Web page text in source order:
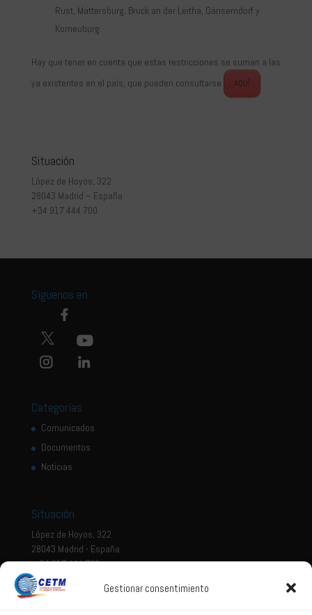
Gestionar consentimiento
Rust, Mattersburg, Bruck an der Leitha, Gänserndorf y
Korneuburg.
Hay que tener en cuenta que estas restricciones se suman a las
ya existentes en el país, que pueden consultarse
AQUÍ
Situación
López de Hoyos, 322
28043 Madrid – España
+34 917 444 700
Síguenos en:
Categorías
Comunicados
Documentos
Noticias
Situación
López de Hoyos, 322
28043 Madrid - España
+ 34 917 444 700